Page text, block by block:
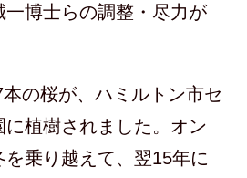
博士らの調整・尽力が
の桜が、ハミルトン市セ
に植樹されました。オン
乗り越えて、翌15年に